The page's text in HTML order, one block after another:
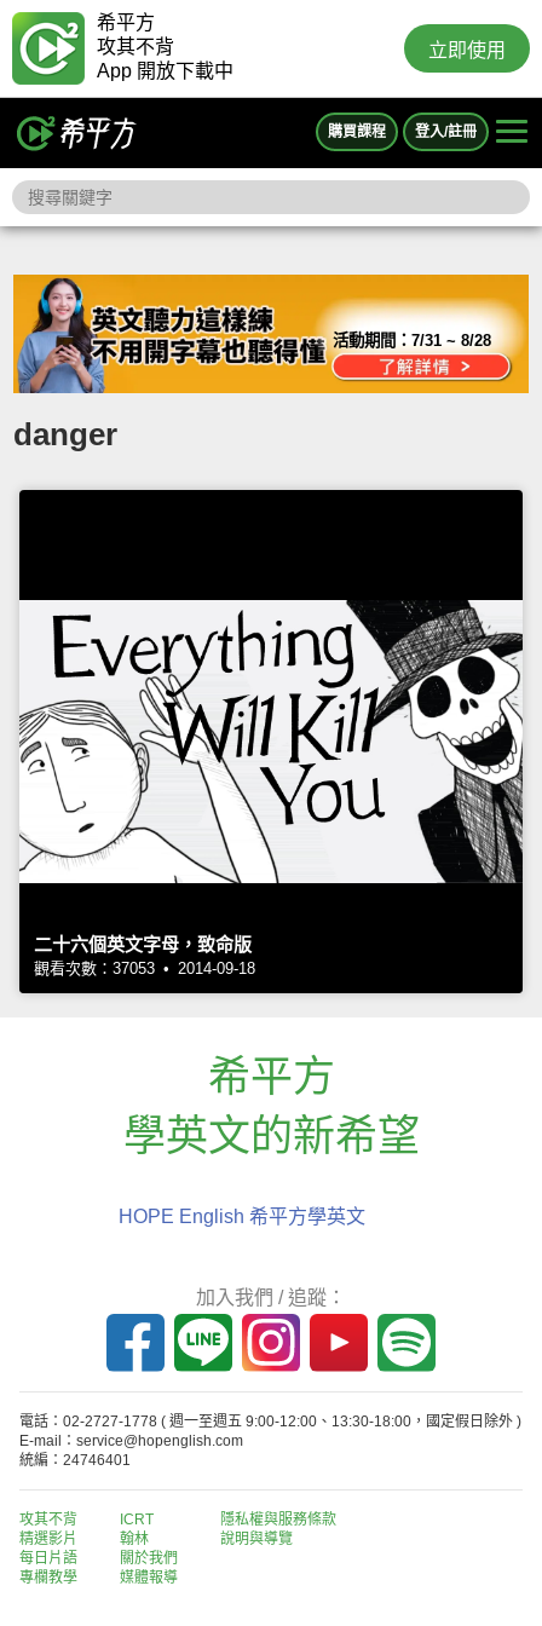
希平方
攻其不背
App 開放下載中
立即使用
購買課程 登入/註冊
活動期間：7/31 ~ 8/28
danger
二十六個英文字母，致命版
觀看次數：37053 • 2014-09-18
希平方
學英文的新希望
HOPE English 希平方學英文
加入我們 / 追蹤：
電話：02-2727-1778 ( 週一至週五 9:00-12:00、13:30-18:00，國定假日除外 )
E-mail：service@hopenglish.com
統編：24746401
攻其不背
精選影片
每日片語
專欄教學
ICRT
翰林
關於我們
媒體報導
隱私權與服務條款
說明與導覽